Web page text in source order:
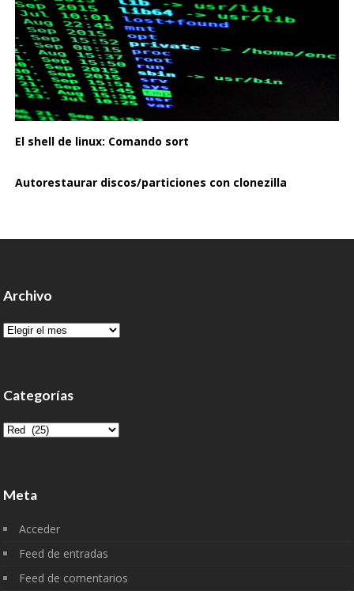
El shell de linux: Comando sort
Autorestaurar discos/particiones con clonezilla
Archivo
Archivo
Categorías
Categorías
Meta
Acceder
Feed de entradas
Feed de comentarios